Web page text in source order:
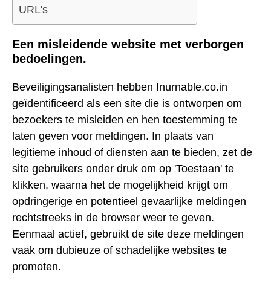
URL's
Een misleidende website met verborgen
bedoelingen.
Beveiligingsanalisten hebben Inurnable.co.in
geïdentificeerd als een site die is ontworpen om
bezoekers te misleiden en hen toestemming te
laten geven voor meldingen. In plaats van
legitieme inhoud of diensten aan te bieden, zet de
site gebruikers onder druk om op 'Toestaan' te
klikken, waarna het de mogelijkheid krijgt om
opdringerige en potentieel gevaarlijke meldingen
rechtstreeks in de browser weer te geven.
Eenmaal actief, gebruikt de site deze meldingen
vaak om dubieuze of schadelijke websites te
promoten.